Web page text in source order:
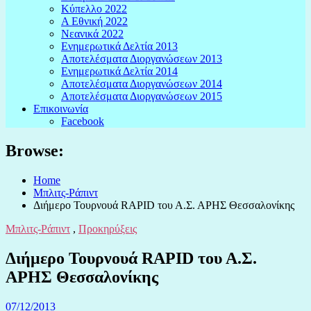
Κύπελλο 2022
Α Εθνική 2022
Νεανικά 2022
Ενημερωτικά Δελτία 2013
Αποτελέσματα Διοργανώσεων 2013
Ενημερωτικά Δελτία 2014
Αποτελέσματα Διοργανώσεων 2014
Αποτελέσματα Διοργανώσεων 2015
Επικοινωνία
Facebook
Browse:
Home
Μπλιτς-Ράπιντ
Διήμερο Τουρνουά RAPID του Α.Σ. ΑΡΗΣ Θεσσαλονίκης
Μπλιτς-Ράπιντ , Προκηρύξεις
Διήμερο Τουρνουά RAPID του Α.Σ.
ΑΡΗΣ Θεσσαλονίκης
07/12/2013